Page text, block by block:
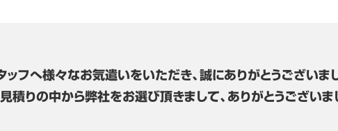
ッフへ様々なお気遣いをいただき、誠にありがとうございま
積りの中から弊社をお選び頂きまして、ありがとうございま